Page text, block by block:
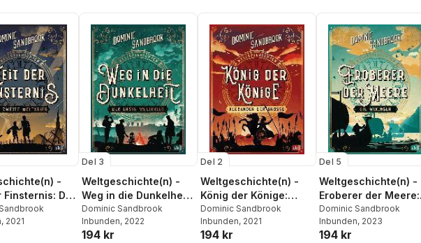
-
Finsternis: Der
, 2021
Del 3
Weltgeschichte(n) -
Weg in die Dunkelheit.
Der Erste Weltkrieg
Dominic Sandbrook
Inbunden, 2022
194 kr
Del 2
Weltgeschichte(n) -
König der Könige:
Alexander der Große
Dominic Sandbrook
Inbunden, 2021
194 kr
Del 5
Weltgeschichte(n) -
Eroberer der Meere:
Die Wikinger
Dominic Sandbrook
Inbunden, 2023
194 kr